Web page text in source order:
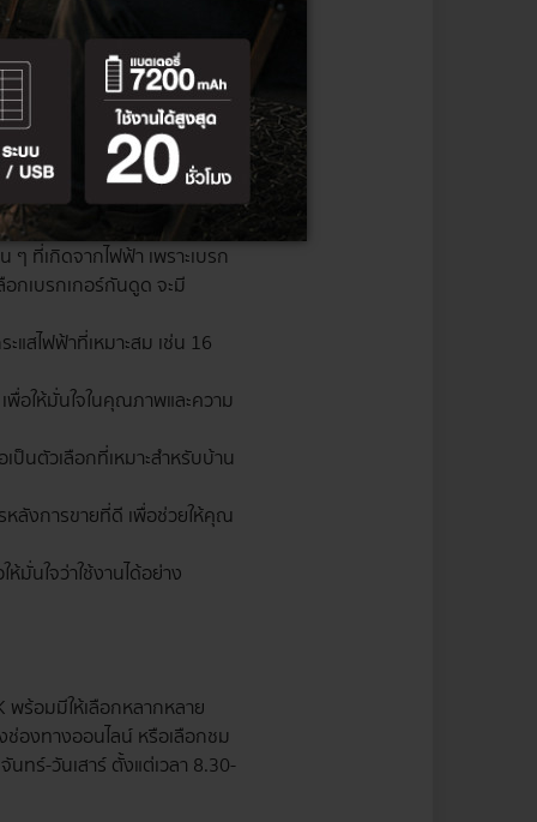
สัมผัสปลั๊กไฟด้วยมือเปียก หรือ
เด็กเล็ก จะช่วยลดโอกาสที่
ที่เกิดจากไฟฟ้า เพราะเบรก
อกเบรกเกอร์กันดูด จะมี
แสไฟฟ้าที่เหมาะสม เช่น 16
อให้มั่นใจในคุณภาพและความ
นตัวเลือกที่เหมาะสำหรับบ้าน
ลังการขายที่ดี เพื่อช่วยให้คุณ
มั่นใจว่าใช้งานได้อย่าง
พร้อมมีให้เลือกหลากหลาย
องทางออนไลน์ หรือเลือกชม
ทร์-วันเสาร์ ตั้งแต่เวลา 8.30-